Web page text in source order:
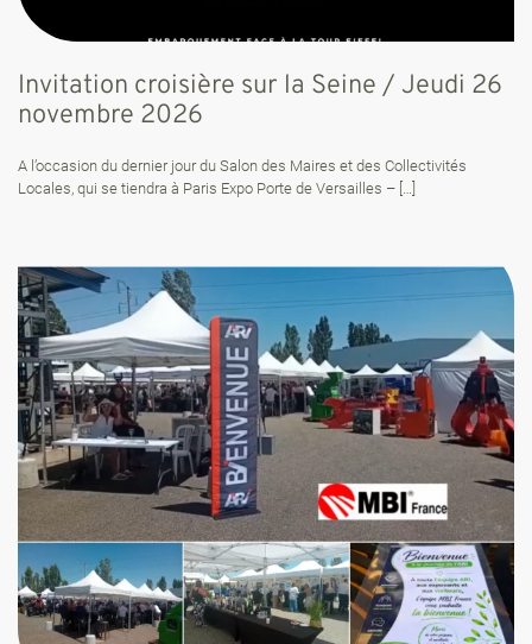
Invitation croisière sur la Seine / Jeudi 26
novembre 2026
A l’occasion du dernier jour du Salon des Maires et des Collectivités
Locales, qui se tiendra à Paris Expo Porte de Versailles – […]